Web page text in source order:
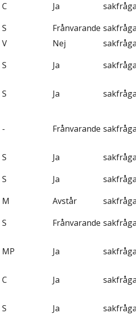
C Ja
S Frånvarande
V Nej
S Ja
S Ja
- Frånvarande
S Ja
S Ja
M Avstår
S Frånvarande
MP Ja
C Ja
S Ja